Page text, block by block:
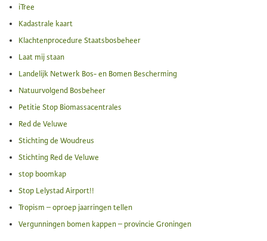
iTree
Kadastrale kaart
Klachtenprocedure Staatsbosbeheer
Laat mij staan
Landelijk Netwerk Bos- en Bomen Bescherming
Natuurvolgend Bosbeheer
Petitie Stop Biomassacentrales
Red de Veluwe
Stichting de Woudreus
Stichting Red de Veluwe
stop boomkap
Stop Lelystad Airport!!
Tropism – oproep jaarringen tellen
Vergunningen bomen kappen – provincie Groningen